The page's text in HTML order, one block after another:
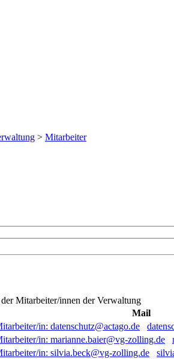
> Mitarbeiter
Mitarbeiter/innen der Verwaltung
Mail